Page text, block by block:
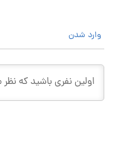
وارد شدن